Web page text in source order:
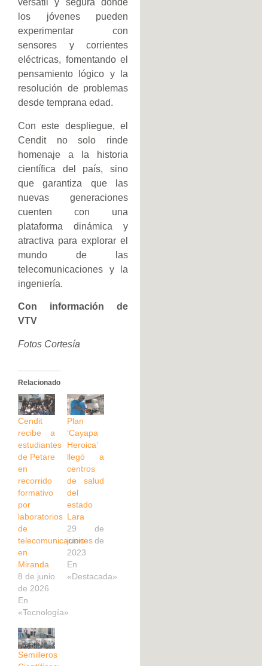
versátil y segura donde
los jóvenes pueden
experimentar con
sensores y corrientes
eléctricas, fomentando el
pensamiento lógico y la
resolución de problemas
desde temprana edad.
Con este despliegue, el
Cendit no solo rinde
homenaje a la historia
científica del país, sino
que garantiza que las
nuevas generaciones
cuenten con una
plataforma dinámica y
atractiva para explorar el
mundo de las
telecomunicaciones y la
ingeniería.
Con información de
VTV
Fotos Cortesía
Relacionado
Cendit
recibe a
estudiantes
de Petare
en
recorrido
formativo
por
laboratorios
de
telecomunicaciones
en
Miranda
8 de junio
de 2026
En
«Tecnología»
Plan
‘Cayapa
Heroica’
llegó a
centros
de salud
del
estado
Lara
29 de
junio de
2023
En
«Destacada»
Semilleros